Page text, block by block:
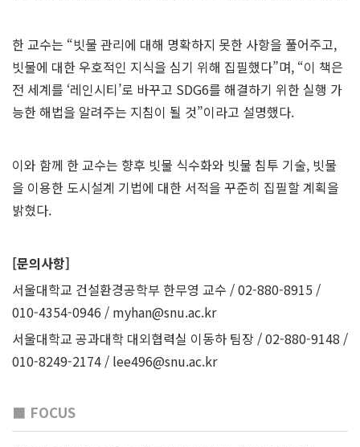
한 교수는 “빗물 관리에 대해 명확하지 못한 사항을 풀어주고,
빗물에 대한 우호적인 지식을 심기 위해 집필했다”며, “이 책은
전 세계를 ‘레인시티’로 바꾸고 SDG6를 해결하기 위한 실행 가
능한 해법을 알려주는 지침이 될 것”이라고 설명했다.
이와 함께 한 교수는 향후 빗물 식수화와 빗물 침투 기술, 빗물
을 이용한 도시설계 기법에 대한 서적을 꾸준히 집필할 계획을
밝혔다.
[문의사항]
서울대학교 건설환경공학부 한무영 교수 / 02-880-8915 /
010-4354-0946 / myhan@snu.ac.kr
서울대학교 공과대학 대외협력실 이동하 팀장 / 02-880-9148 /
010-8249-2174 / lee496@snu.ac.kr
■ FOCUS